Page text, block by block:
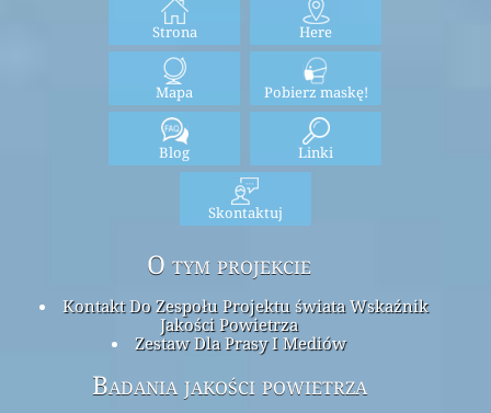
Strona Here
Mapa Pobierz maskę!
Blog Linki
Skontaktuj
O tym projekcie
Kontakt Do Zespołu Projektu świata Wskaźnik
Jakości Powietrza
Zestaw Dla Prasy I Mediów
Badania jakości powietrza